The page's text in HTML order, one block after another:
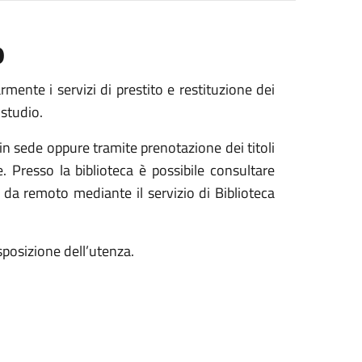
i servizi di prestito e restituzione dei
sede oppure tramite prenotazione dei titoli
la biblioteca è possibile consultare
remoto mediante il servizio di Biblioteca
dell’utenza.